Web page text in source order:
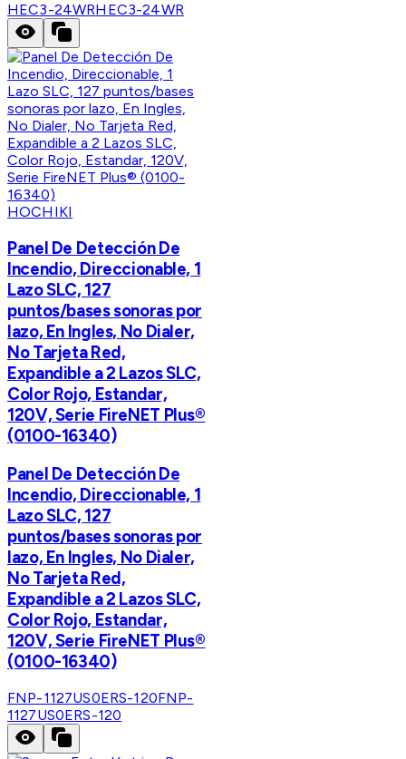
HEC3-24WRHEC3-24WR
HOCHIKI
Panel De Detección De
Incendio, Direccionable, 1
Lazo SLC, 127
puntos/bases sonoras por
lazo, En Ingles, No Dialer,
No Tarjeta Red,
Expandible a 2 Lazos SLC,
Color Rojo, Estandar,
120V, Serie FireNET Plus®
(0100-16340)
Panel De Detección De
Incendio, Direccionable, 1
Lazo SLC, 127
puntos/bases sonoras por
lazo, En Ingles, No Dialer,
No Tarjeta Red,
Expandible a 2 Lazos SLC,
Color Rojo, Estandar,
120V, Serie FireNET Plus®
(0100-16340)
FNP-1127US0ERS-120FNP-
1127US0ERS-120